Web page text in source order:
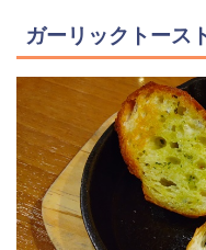
ガーリックトー